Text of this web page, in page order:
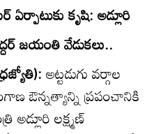
కృషి: అడ్లూరి
జయంతి వేడుకలు..
అట్టడుగు వర్గాల
ఔన్నత్యాన్ని ప్రపంచానికి
లక్ష్మణ్‌